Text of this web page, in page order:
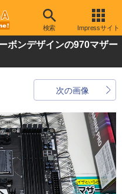
検索 Impressサイト
ボンデザインの970マザー
次の画像